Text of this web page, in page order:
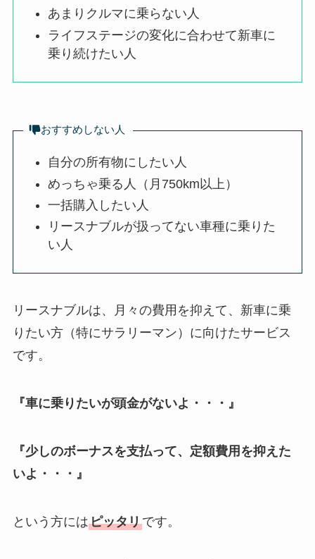
あまりクルマに乗らない人
ライフステージの変化に合わせて新車に
乗り続けたい人
おすすめしない人
自分の所有物にしたい人
めっちゃ乗る人（月750km以上）
一括購入したい人
リースナブルが扱ってない車種に乗りた
い人
リースナブルは、月々の費用を抑えて、新車に乗
りたい方（特にサラリーマン）に向けたサービス
です。
『車に乗りたいが頭金がないよ・・・』
『少しのボーナスを支払って、定額費用を抑えた
いよ・・・』
という方にはピッタリです。